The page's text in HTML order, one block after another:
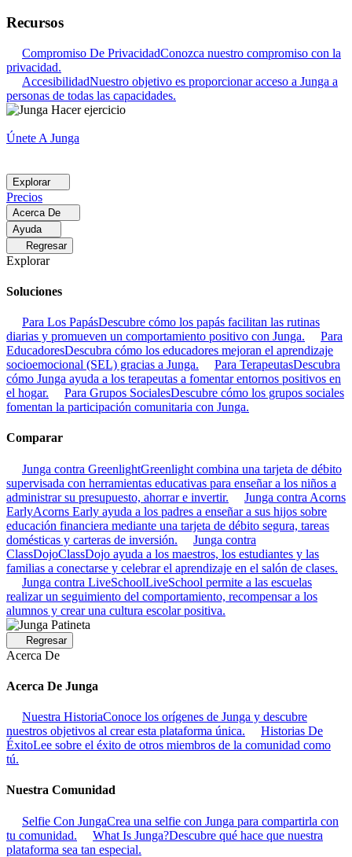
Recursos
Compromiso De PrivacidadConozca nuestro compromiso con la
privacidad.
AccesibilidadNuestro objetivo es proporcionar acceso a Junga a
personas de todas las capacidades.
Únete A Junga
Explorar
Precios
Acerca De
Ayuda
Regresar
Explorar
Soluciones
Para Los PapásDescubre cómo los papás facilitan las rutinas
diarias y promueven un comportamiento positivo con Junga.
Para
EducadoresDescubra cómo los educadores mejoran el aprendizaje
socioemocional (SEL) gracias a Junga.
Para TerapeutasDescubra
cómo Junga ayuda a los terapeutas a fomentar entornos positivos en
el hogar.
Para Grupos SocialesDescubre cómo los grupos sociales
fomentan la participación comunitaria con Junga.
Comparar
Junga contra GreenlightGreenlight combina una tarjeta de débito
supervisada con herramientas educativas para enseñar a los niños a
administrar su presupuesto, ahorrar e invertir.
Junga contra Acorns
EarlyAcorns Early ayuda a los padres a enseñar a sus hijos sobre
educación financiera mediante una tarjeta de débito segura, tareas
domésticas y carteras de inversión.
Junga contra
ClassDojoClassDojo ayuda a los maestros, los estudiantes y las
familias a conectarse y celebrar el aprendizaje en el salón de clases.
Junga contra LiveSchoolLiveSchool permite a las escuelas
realizar un seguimiento del comportamiento, recompensar a los
alumnos y crear una cultura escolar positiva.
Regresar
Acerca De
Acerca De Junga
Nuestra HistoriaConoce los orígenes de Junga y descubre
nuestros objetivos al crear esta plataforma única.
Historias De
ÉxitoLee sobre el éxito de otros miembros de la comunidad como
tú.
Nuestra Comunidad
Selfie Con JungaCrea una selfie con Junga para compartirla con
tu comunidad.
What Is Junga?Descubre qué hace que nuestra
plataforma sea tan especial.